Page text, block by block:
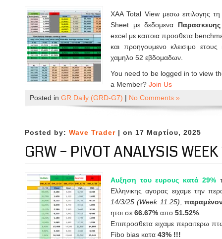
XAA Total View μεσω επιλογης τη
Sheet με δεδομενα
excel με καποια προσθετα
και προηγουμενο κλεισιμο
χαμηλο 52 εβδομαδων.
You need to be logged in to view
a Member? Join Us
Posted in GR Daily (GRD-G7) | No Comments »
Posted by: Wave Trader | on 17 Μαρτίου, 2025
GRW – PIVOT ANALYSIS
Αυξηση του ευρους κατά 29%
Ελληνικης αγορας ειχαμε την
14/3/25 (Week 11.25) ,
ητοι σε 66.67% απο 51.52%
Επιπροσθετα ειχαμε περαιτερω
Fibo bias κατα 43% !!!